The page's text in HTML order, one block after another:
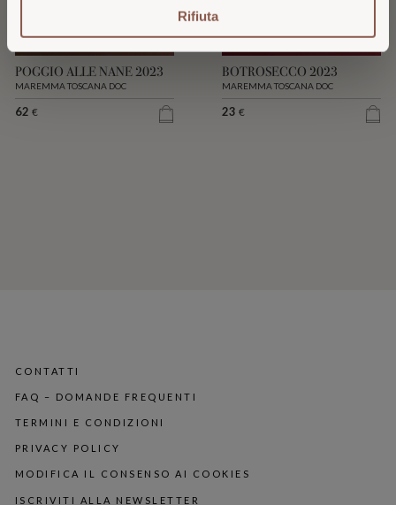
Rifiuta
POGGIO ALLE NANE 2023
MAREMMA TOSCANA DOC
62 €
BOTROSECCO 2023
MAREMMA TOSCANA DOC
23€
CONTATTI
FAQ – DOMANDE FREQUENTI
TERMINI E CONDIZIONI
PRIVACY POLICY
MODIFICA IL CONSENSO AI COOKIES
ISCRIVITI ALLA NEWSLETTER